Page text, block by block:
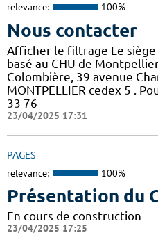
relevance: 100%
Nous contacter
Afficher le filtrage Le siège
basé au CHU de
Colombière, 39 avenue
MONTPELLIER cedex 5 .
33 76
23/04/2025 17:31
PAGES
relevance: 100%
Présentation du
En cours de construction
23/04/2025 17:25